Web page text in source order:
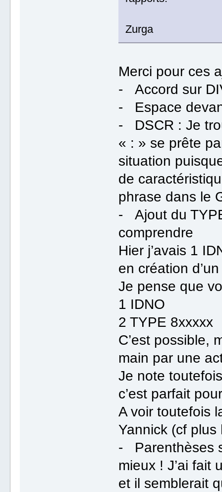
Zurga
Merci pour ces
- Accord sur
- Espace
- DSCR : Je
« : » se prête
situation
de
phrase dans le
- Ajout du
comprendre
Hier j’avais 1
en création
Je pense que
1 IDNO
2 TYPE 8xxxxx
C’est possible,
main par une
Je note
c’est parfait
A voir toutefois
Yannick (cf
- Parenthèses
mieux ! J’ai fait
et il semblerait